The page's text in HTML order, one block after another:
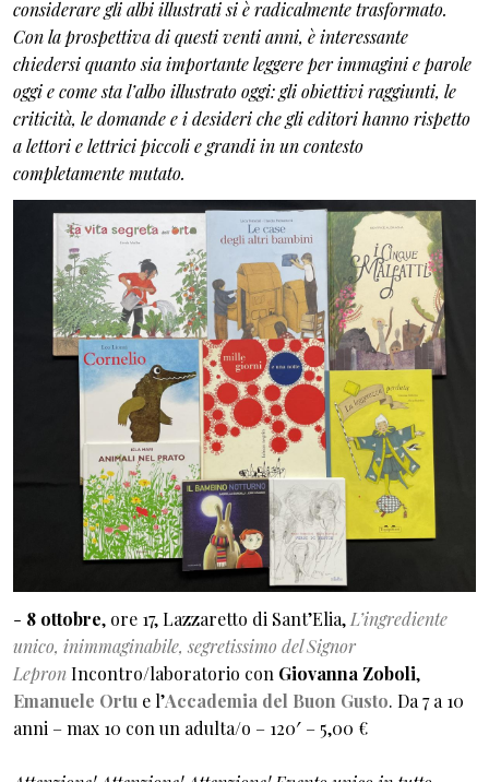
considerare gli albi illustrati si è radicalmente trasformato.
Con la prospettiva di questi venti anni, è interessante
chiedersi quanto sia importante leggere per immagini e parole
oggi e come sta l’albo illustrato oggi: gli obiettivi raggiunti, le
criticità, le domande e i desideri che gli editori hanno rispetto
a lettori e lettrici piccoli e grandi in un contesto
completamente mutato.
- 8 ottobre, ore 17, Lazzaretto di Sant’Elia, L’ingrediente
unico, inimmaginabile, segretissimo del Signor
LepronIncontro/laboratorio con Giovanna Zoboli,
Emanuele Ortu e l’Accademia del Buon Gusto. Da 7 a 10
anni – max 10 con un adulta/o – 120′ – 5,00 €